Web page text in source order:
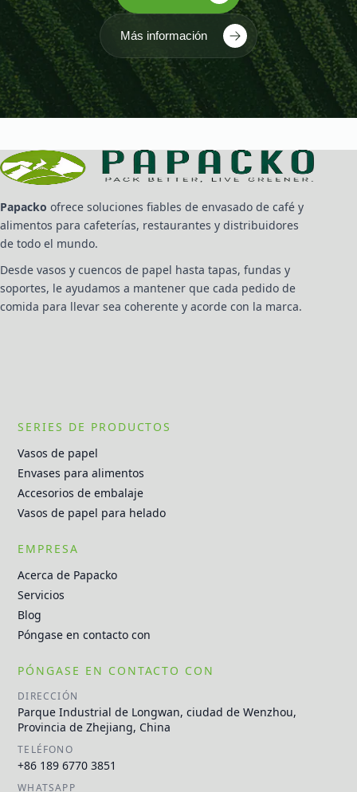
Más información
Papacko ofrece soluciones fiables de envasado de café y
alimentos para cafeterías, restaurantes y distribuidores
de todo el mundo.
Desde vasos y cuencos de papel hasta tapas, fundas y
soportes, le ayudamos a mantener que cada pedido de
comida para llevar sea coherente y acorde con la marca.
SERIES DE PRODUCTOS
Vasos de papel
Envases para alimentos
Accesorios de embalaje
Vasos de papel para helado
EMPRESA
Acerca de Papacko
Servicios
Blog
Póngase en contacto con
PÓNGASE EN CONTACTO CON
DIRECCIÓN
Parque Industrial de Longwan, ciudad de Wenzhou,
Provincia de Zhejiang, China
TELÉFONO
+86 189 6770 3851
WHATSAPP